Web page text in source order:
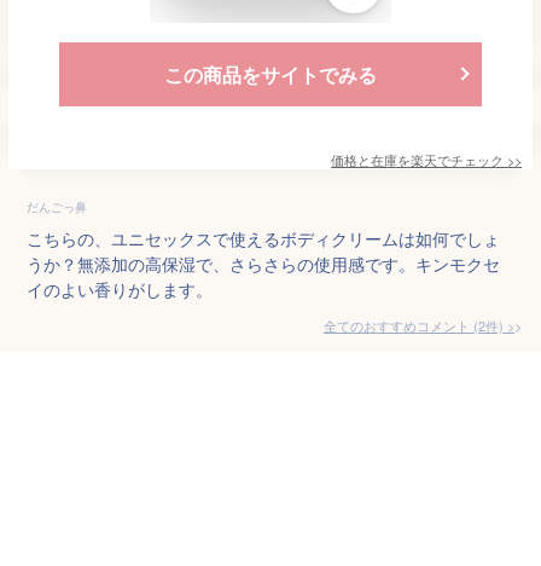
この商品をサイトでみる
価格と在庫を楽天でチェック >>
だんごっ鼻
こちらの、ユニセックスで使えるボディクリームは如何でしょ
うか？無添加の高保湿で、さらさらの使用感です。キンモクセ
イのよい香りがします。
全てのおすすめコメント (2件) >